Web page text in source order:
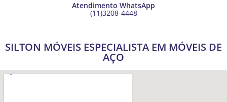
Atendimento WhatsApp
(11)3208-4448
SILTON MÓVEIS ESPECIALISTA EM MÓVEIS DE
AÇO